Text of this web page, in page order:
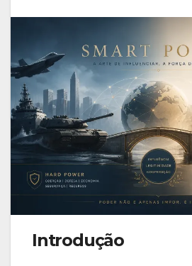
Introdução